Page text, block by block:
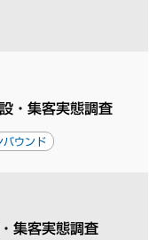
・集客実態調査
バウンド
集客実態調査